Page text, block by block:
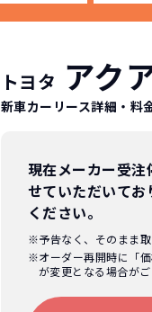
トヨタ アク
新車カーリース詳細 ・料
現在メーカー受
せていただいてお
ください。
※予告なく、そのまま取
※オーダー再開時に「
が変更となる場合がご